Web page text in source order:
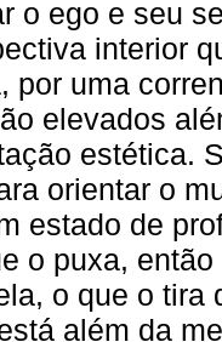
o ego e seu
interior
por uma
elevados
estética.
orientar o
estado de
o puxa,
o que o tira
além da